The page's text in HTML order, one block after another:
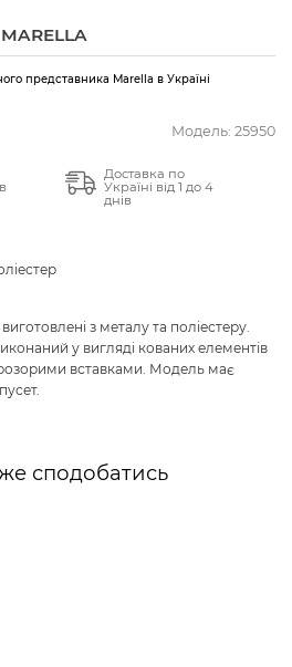
MARELLA
представника Marella в Україні
Модель: 25950
Доставка по
Україні від 1 до 4
днів
з металу та поліестеру.
у вигляді кованих елементів
вставками. Модель має
сподобатись